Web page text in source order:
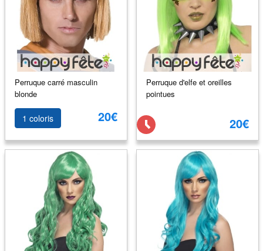
Perruque carré masculin
blonde
1 coloris 20€
Perruque d'elfe et oreilles
pointues
20€